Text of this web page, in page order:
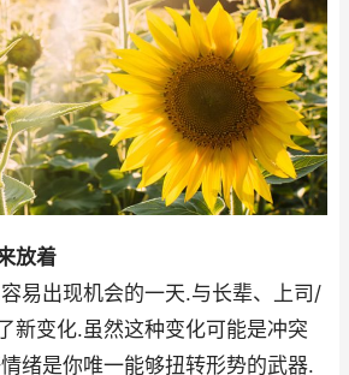
放着
易出现机会的一天.与长辈、上司/
新变化.虽然这种变化可能是冲突
绪是你唯一能够扭转形势的武器.